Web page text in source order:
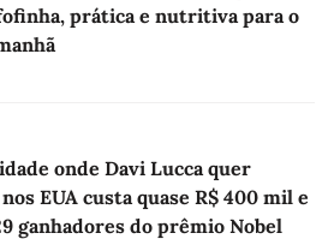
prática e nutritiva para o
onde Davi Lucca quer
EUA custa quase R$ 400 mil e
ganhadores do prêmio Nobel